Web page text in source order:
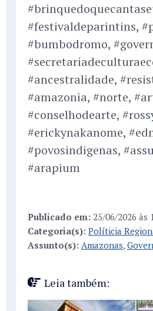
#festivaldeparintins,
#bumbodromo,
#ancestralidade,
#amazonia, #norte,
#conselhodearte,
#erickynakanome,
#povosindigenas,
#arapium
Publicado em: 25/06/2026 às
Categoria(s): Políticia
Assunto(s): Amazonas,
Leia também: